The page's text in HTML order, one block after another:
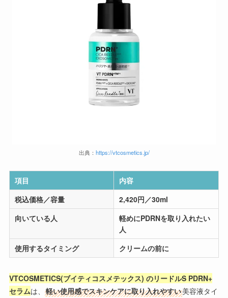
出典： https://vtcosmetics.jp/
項目
内容
税込価格／容量
2,420円／30ml
向いている人
軽めにPDRNを取り入れたい
人
使用するタイミング
クリームの前に
VTCOSMETICS(ブイティコスメテックス) のリードルS PDRN+
セラムは、 軽い使用感でスキンケアに取り入れやすい美容液タイ